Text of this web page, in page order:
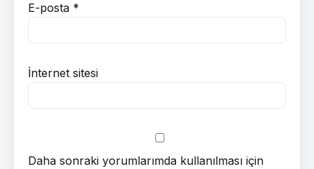
E-posta *
İnternet sitesi
Daha sonraki yorumlarımda kullanılması için